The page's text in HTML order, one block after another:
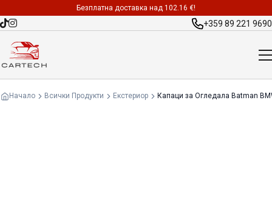
Безплатна доставка над 102.16 €!
+359 89 221 9690
Начало Всички Продукти Екстериор Капаци за Огледала Batman